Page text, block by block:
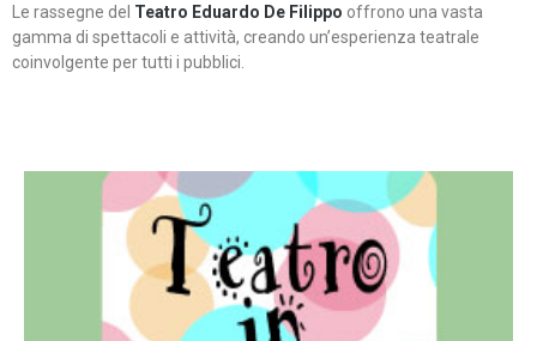
Le rassegne del Teatro Eduardo De Filippo offrono una vasta
gamma di spettacoli e attività, creando un’esperienza teatrale
coinvolgente per tutti i pubblici.
famiglia.
Continua